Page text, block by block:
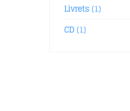
Livrets (1)
CD (1)